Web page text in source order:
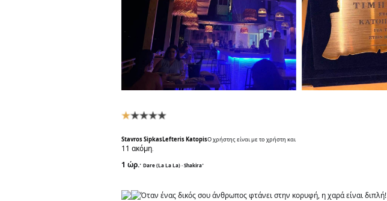
Αξιολόγηση
Ο χρήστης
Stavros Sipkas είναι με το χρήστη
Lefteris Katopis και
11 ακόμη.
1 ώρ.· Dare (La La La)·Shakira·
Όταν ένας δικός σου άνθρωπος φτάνει στην κορυφή, η χαρά είναι διπλή!